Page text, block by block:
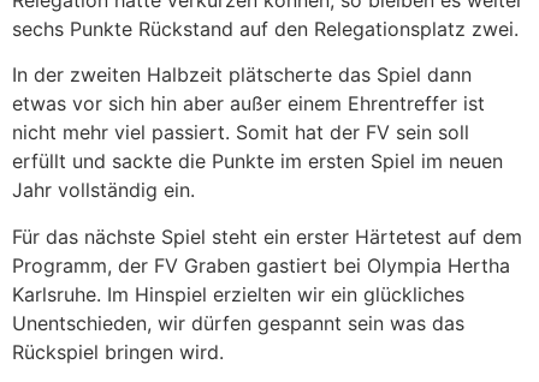
sechs Punkte Rückstand auf den Relegationsplatz zwei.
In der zweiten Halbzeit plätscherte das Spiel dann
etwas vor sich hin aber außer einem Ehrentreffer ist
nicht mehr viel passiert. Somit hat der FV sein soll
erfüllt und sackte die Punkte im ersten Spiel im neuen
Jahr vollständig ein.
Für das nächste Spiel steht ein erster Härtetest auf dem
Programm, der FV Graben gastiert bei Olympia Hertha
Karlsruhe. Im Hinspiel erzielten wir ein glückliches
Unentschieden, wir dürfen gespannt sein was das
Rückspiel bringen wird.